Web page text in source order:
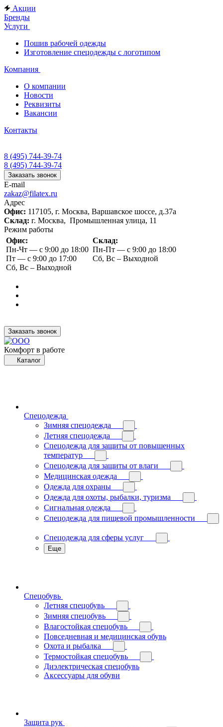
Акции
Бренды
Услуги
Пошив рабочей одежды
Изготовление спецодежды с логотипом
Компания
О компании
Новости
Реквизиты
Вакансии
Контакты
8 (495) 744-39-74
8 (495) 744-39-74
Заказать звонок
E-mail
zakaz@filatex.ru
Адрес
Офис: 117105, г. Москва, Варшавское шоссе, д.37а
Склад: г. Москва, Промышленная улица, 11
Режим работы
Офис:
Пн-Чт — с 9:00 до 18:00
Пт — с 9:00 до 17:00
Сб, Вс – Выходной
Склад:
Пн-Пт — с 9:00 до 18:00
Сб, Вс – Выходной
Заказать звонок
Комфорт в работе
Каталог
Спецодежда
Зимняя спецодежда
Летняя спецодежда
Спецодежда для защиты от повышенных
температур
Спецодежда для защиты от влаги
Медицинская одежда
Одежда для охраны
Одежда для охоты, рыбалки, туризма
Сигнальная одежда
Спецодежда для пищевой промышленности
Спецодежда для сферы услуг
Еще
Спецобувь
Летняя спецобувь
Зимняя спецобувь
Влагостойкая спецобувь
Повседневная и медицинская обувь
Охота и рыбалка
Термостойкая спецобувь
Диэлектрическая спецобувь
Аксессуары для обуви
Защита рук